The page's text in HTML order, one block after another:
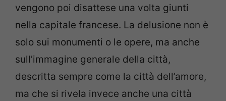
vengono poi disattese una volta giunti
nella capitale francese. La delusione non è
solo sui monumenti o le opere, ma anche
sull’immagine generale della città,
descritta sempre come la città dell’amore,
ma che si rivela invece anche una città